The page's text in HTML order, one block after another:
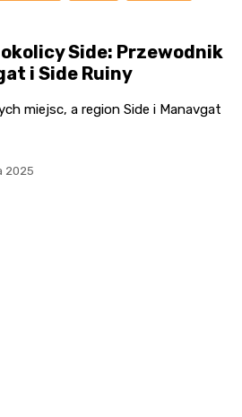
Side: Przewodnik
i Side Ruiny
miejsc, a region Side i Manavgat
2025